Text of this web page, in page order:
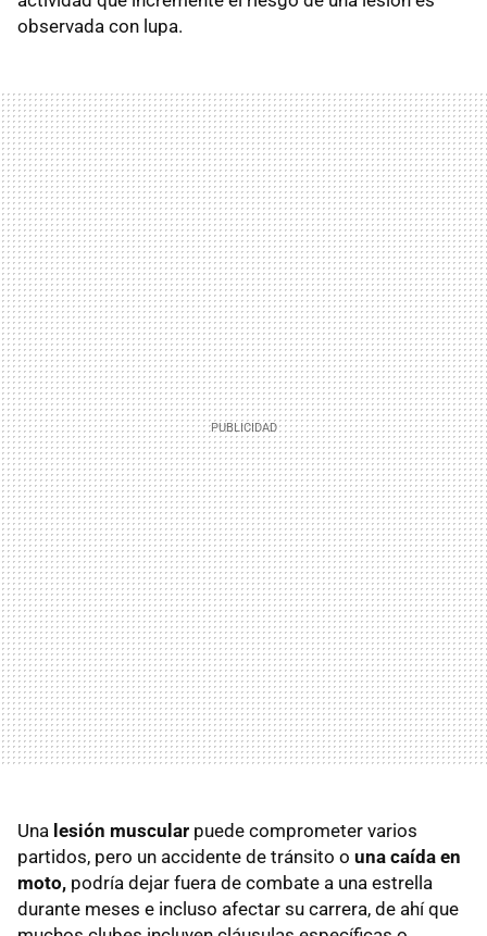
observada con lupa.
Una lesión muscular puede comprometer varios
partidos, pero un accidente de tránsito o una caída en
moto, podría dejar fuera de combate a una estrella
durante meses e incluso afectar su carrera, de ahí que